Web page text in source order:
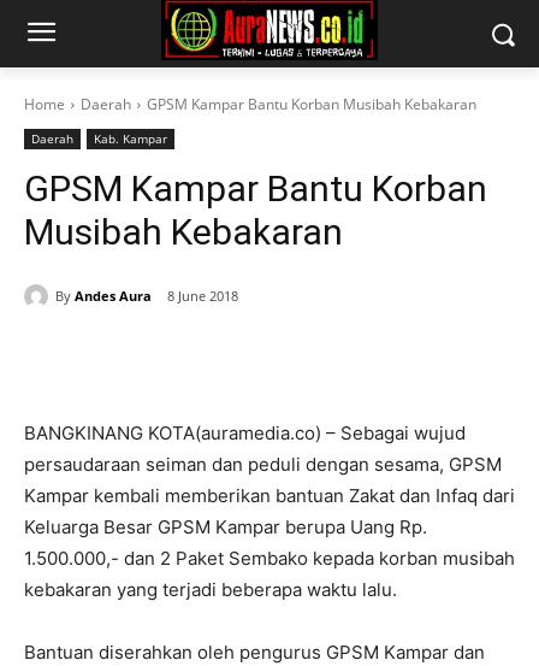
Home Daerah GPSM Kampar Bantu Korban Musibah Kebakaran
Daerah Kab. Kampar
GPSM Kampar Bantu Korban
Musibah Kebakaran
By Andes Aura 8 June 2018
BANGKINANG KOTA(auramedia.co) – Sebagai wujud
persaudaraan seiman dan peduli dengan sesama, GPSM
Kampar kembali memberikan bantuan Zakat dan Infaq dari
Keluarga Besar GPSM Kampar berupa Uang Rp.
1.500.000,- dan 2 Paket Sembako kepada korban musibah
kebakaran yang terjadi beberapa waktu lalu.
Bantuan diserahkan oleh pengurus GPSM Kampar dan